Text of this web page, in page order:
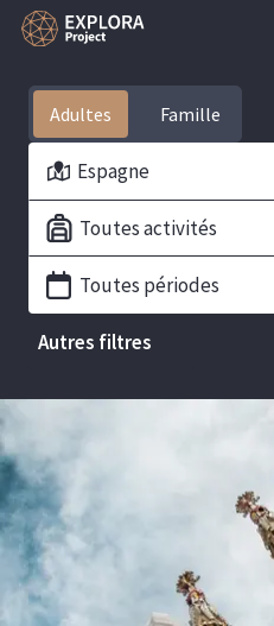
Adultes
Espagne
Toutes activités
Toutes périodes
Autres filtres